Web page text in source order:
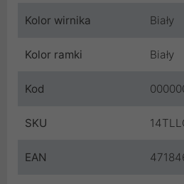
Kolor wirnika Biały
Kolor ramki Biały
Kod
SKU
EAN